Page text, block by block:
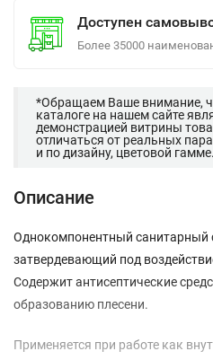
Доступен
Более 35000
*Обращаем Ваше внимание,
каталоге на нашем сайте
демонстрацией витрины
отличаться от реальных
и по дизайну, цветовой гамме.
Описание
Однокомпонентный санитарный
затвердевающий под
Содержит антисептические
образованию плесени.
Применяется при работе как